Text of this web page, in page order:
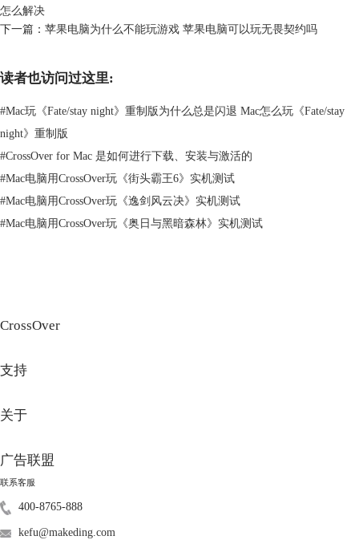
然后我们打开Steam，进入商店，在搜索栏输入《识质存在》的英文
名“PRAGMATA"，点击第一个搜索结果。
SKETCHBOOK - DEMO”，点击下载，默认会下载到C盘，当然我们也可
怎么解决
下一篇： 苹果电脑为什么不能玩游戏 苹果电脑可以玩无畏契约吗
读者也访问过这里:
#Mac玩《Fate/stay night》重制版为什么总是闪退 Mac怎么玩《Fate/stay
night》重制版
#CrossOver for Mac 是如何进行下载、安装与激活的
#Mac电脑用CrossOver玩《街头霸王6》实机测试
#Mac电脑用CrossOver玩《逸剑风云决》实机测试
#Mac电脑用CrossOver玩《奥日与黑暗森林》实机测试
CrossOver
支持
关于
广告联盟
联系客服
400-8765-888
kefu@makeding.com